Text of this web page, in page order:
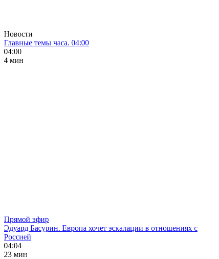
Новости
Главные темы часа. 04:00
04:00
4 мин
Прямой эфир
Эдуард Басурин. Европа хочет эскалации в отношениях с
Россией
04:04
23 мин